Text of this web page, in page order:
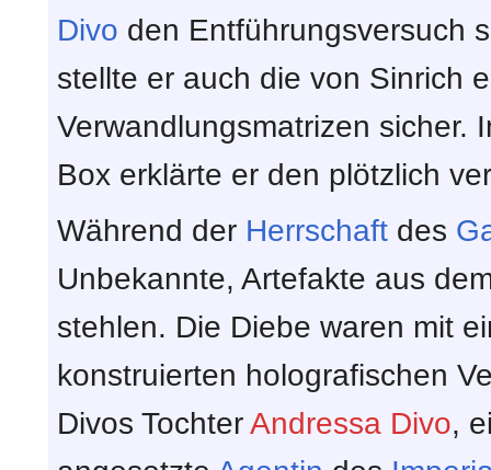
Divo den Entführungsversuch
stellte er auch die von Sinrich
Verwandlungsmatrizen sicher.
Box erklärte er den plötzlich
Während der Herrschaft des
Unbekannte, Artefakte aus
stehlen. Die Diebe waren mit
konstruierten holografischen
Divos TochterAndressa Divo,